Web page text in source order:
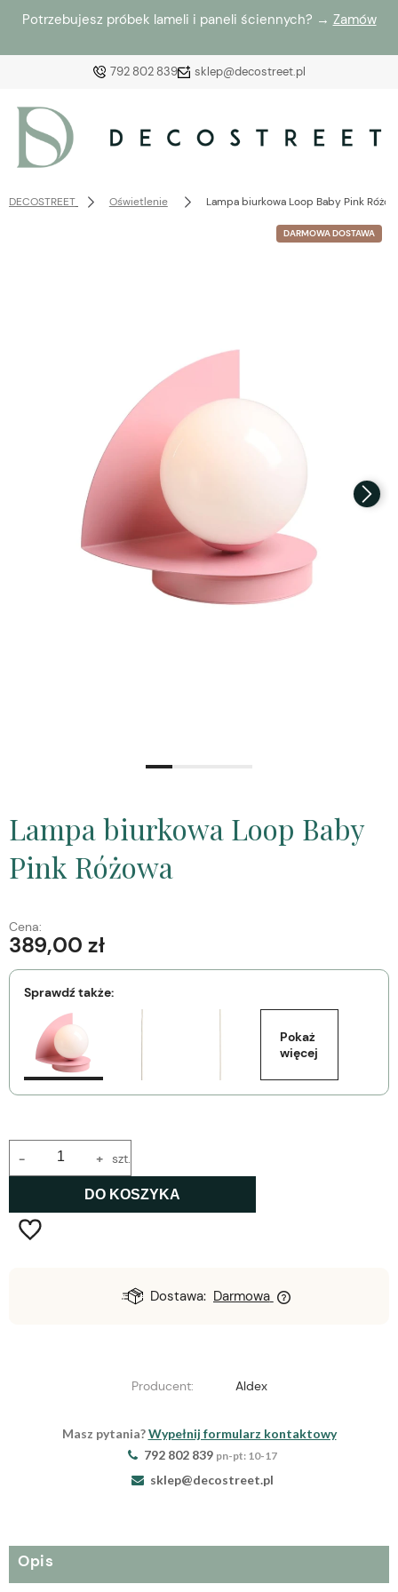
Potrzebujesz próbek lameli i paneli ściennych? → Zamów
792 802 839 sklep@decostreet.pl
Załóż konto
DECOSTREET Oświetlenie Lampa biurkowa Loop Baby Pink
DARMOWA DOSTAWA
Lampa biurkowa Loop Baby
Pink Różowa
Cena:
389,00 zł
Sprawdź także:
Pokaż
więcej
+
- szt.
DO KOSZYKA
Dostawa: Darmowa
Producent: Aldex
Masz pytania?Wypełnij formularz kontaktowy
792 802 839 pn-pt: 10-17
sklep@decostreet.pl
Opis